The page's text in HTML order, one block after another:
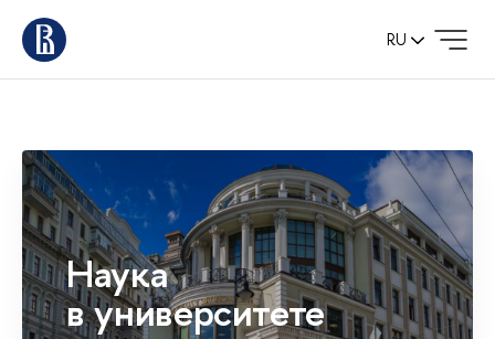
RU
Наука
в университете